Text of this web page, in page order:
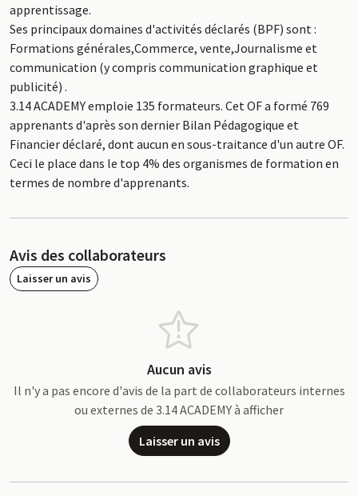
apprentissage.
Ses principaux domaines d'activités déclarés (BPF) sont :
Formations générales,Commerce, vente,Journalisme et
communication (y compris communication graphique et
publicité) .
3.14 ACADEMY emploie 135 formateurs. Cet OF a formé 769
apprenants d'après son dernier Bilan Pédagogique et
Financier déclaré, dont aucun en sous-traitance d'un autre OF.
Ceci le place dans le top 4% des organismes de formation en
termes de nombre d'apprenants.
Avis des collaborateurs
Laisser un avis
Aucun avis
Il n'y a pas encore d'avis de la part de collaborateurs internes
ou externes de 3.14 ACADEMY à afficher
Laisser un avis